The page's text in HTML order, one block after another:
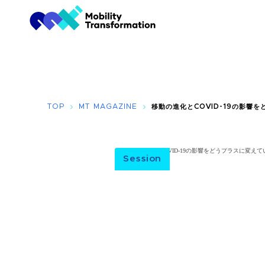
TOP MT MAGAZINE 移動の進化とCOVID-19の影響を
Session